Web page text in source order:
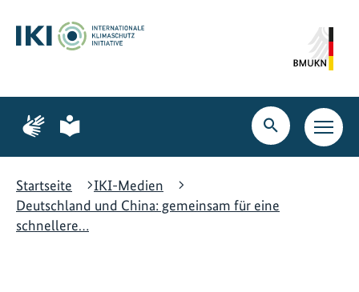
Hauptinhalt
springen
Suche
springen
Hauptnavigation
springen
Zur
Seite
Gebärdensprache
Zur
Seite
leichte
Suche
öffnen
Startseite
IKI-Medien
Deutschland und China: gemeinsam für eine
schnellere…